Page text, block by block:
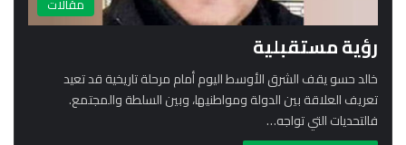
مقالات
رؤية مستقبلية
خالد حسو يقف الشرق الأوسط اليوم أمام مرحلة تاريخية قد تعيد
تعريف العلاقة بين الدولة ومواطنيها، وبين السلطة والمجتمع.
فالتحديات التي تواجه…